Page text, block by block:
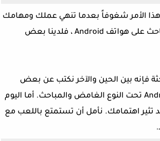
الأمر شغوفاً بعدما تنهي عملك ومهامك
اليومية وإذا كنت من هواة ألعاب الغموض وألعاب المباحث على هواتف Android ، فلدينا بعض
فإنه بين الحين والآخر نكتب عن بعض
ألعاب الاندرويد التي صادفتها على متجر جوجل بلاي Android تحت النوع الغامض والمباحث. أما اليوم
اهتمامك. نأمل أن تستمتع باللعب مع